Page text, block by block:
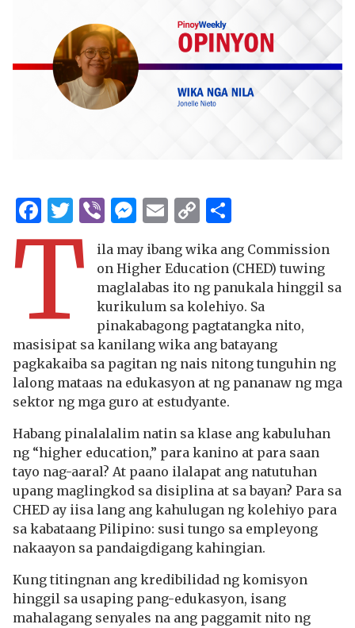
Facebook
Twitter
ViberMessenger
Email
Copy
Link
T
ila may ibang wika ang Commission
on Higher Education (CHED) tuwing
maglalabas ito ng panukala hinggil sa
kurikulum sa kolehiyo. Sa
pinakabagong pagtatangka nito,
masisipat sa kanilang wika ang batayang
pagkakaiba sa pagitan ng nais nitong tunguhin ng
lalong mataas na edukasyon at ng pananaw ng mga
sektor ng mga guro at estudyante.
Habang pinalalalim natin sa klase ang kabuluhan
ng “higher education,” para kanino at para saan
tayo nag-aaral? At paano ilalapat ang natutuhan
upang maglingkod sa disiplina at sa bayan? Para sa
CHED ay iisa lang ang kahulugan ng kolehiyo para
sa kabataang Pilipino: susi tungo sa empleyong
nakaayon sa pandaigdigang kahingian.
Kung titingnan ang kredibilidad ng komisyon
hinggil sa usaping pang-edukasyon, isang
mahalagang senyales na ang paggamit nito ng